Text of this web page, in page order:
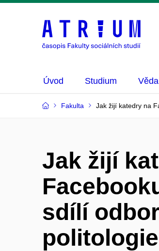
Úvod Studium
Fakulta Jak žijí katedry na
Jak žijí
sdílí